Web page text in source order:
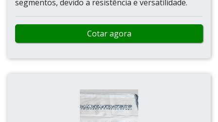
segmentos, devido a resistência e versatilidade.
Cotar agora